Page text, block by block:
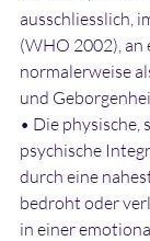
ausschliesslich,
(WHO 2002), an
normalerweise
und
• Die physische,
psychische
durch eine
bedroht oder
in einer